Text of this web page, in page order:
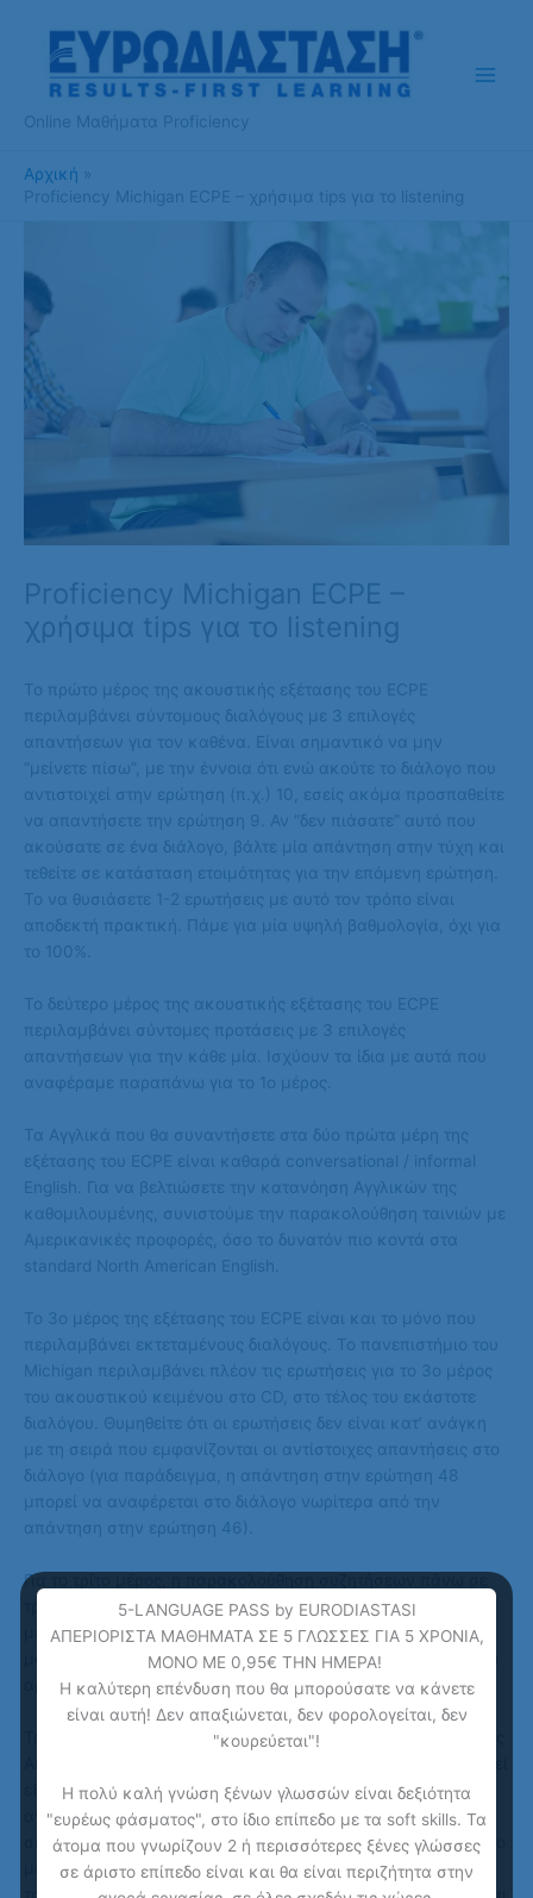
περιεχόμενο
Online Μαθήματα Proficiency
Αρχική
Proficiency Michigan ECPE – χρήσιμα tips για το listening
Proficiency Michigan ECPE –
χρήσιμα tips για το listening
To πρώτο μέρος της ακουστικής εξέτασης του ECPE
περιλαμβάνει σύντομους διαλόγους με 3 επιλογές
απαντήσεων για τον καθένα. Είναι σημαντικό να μην
“μείνετε πίσω”, με την έννοια ότι ενώ ακούτε το διάλογο που
αντιστοιχεί στην ερώτηση (π.χ.) 10, εσείς ακόμα προσπαθείτε
να απαντήσετε την ερώτηση 9. Αν “δεν πιάσατε” αυτό που
ακούσατε σε ένα διάλογο, βάλτε μία απάντηση στην τύχη και
τεθείτε σε κατάσταση ετοιμότητας για την επόμενη ερώτηση.
Το να θυσιάσετε 1-2 ερωτήσεις με αυτό τον τρόπο είναι
αποδεκτή πρακτική. Πάμε για μία υψηλή βαθμολογία, όχι για
το 100%.
To δεύτερο μέρος της ακουστικής εξέτασης του ECPE
περιλαμβάνει σύντομες προτάσεις με 3 επιλογές
απαντήσεων για την κάθε μία. Ισχύουν τα ίδια με αυτά που
αναφέραμε παραπάνω για το 1ο μέρος.
Τα Αγγλικά που θα συναντήσετε στα δύο πρώτα μέρη της
εξέτασης του ECPE είναι καθαρά conversational / informal
English. Για να βελτιώσετε την κατανόηση Αγγλικών της
καθομιλουμένης, συνιστούμε την παρακολούθηση ταινιών με
Αμερικανικές προφορές, όσο το δυνατόν πιο κοντά στα
standard North American English.
Το 3ο μέρος της εξέτασης του ECPE είναι και το μόνο που
περιλαμβάνει εκτεταμένους διαλόγους. Το πανεπιστήμιο του
Michigan περιλαμβάνει πλέον τις ερωτήσεις για το 3ο μέρος
του ακουστικού κειμένου στο CD, στο τέλος του εκάστοτε
διαλόγου. Θυμηθείτε ότι οι ερωτήσεις δεν είναι κατ’ ανάγκη
με τη σειρά που εμφανίζονται οι αντίστοιχες απαντήσεις στο
διάλογο (για παράδειγμα, η απάντηση στην ερώτηση 48
μπορεί να αναφέρεται στο διάλογο νωρίτερα από την
απάντηση στην ερώτηση 46).
Για το τρίτο μέρος, η παρακολούθηση συζητήσεων πάνω σε
τρέχοντα θέματα της επικαιρότητας, ντοκιμαντέρ και video
με τεχνικό / επιστημονικό περιεχόμενο (σε επίπεδο μέσου
μορφωμένου ανθρώπου, όχι σε επίπεδο ειδικού) θα βοηθήσει
αρκετά.
Το να κρατάτε σημειώσεις για το τρίτο μέρος της Κατανόησης
εξοικείωση. Οι οδηγίες του ECPE για το τρίτο μέρος
αναφέρουν πως οι υποψήφιοι μπορούν να κρατούν
σημειώσεις και υπάρχει χώρος για αυτό το σκοπό στο έντυπο
με τα θέματα. Μία τεχνική είναι να αγνοήσετε τις επιλογές
της απάντησης και απλά να προσπαθήσετε να εντοπίσετε και
5-LANGUAGE PASS by EURODIASTASI
ΑΠΕΡΙΟΡΙΣΤΑ ΜΑΘΗΜΑΤΑ ΣΕ 5 ΓΛΩΣΣΕΣ ΓΙΑ 5 ΧΡΟΝΙΑ,
ΜΟΝΟ ΜΕ 0,95€ ΤΗΝ ΗΜΕΡΑ!
Η καλύτερη επένδυση που θα μπορούσατε να κάνετε
είναι αυτή! Δεν απαξιώνεται, δεν φορολογείται, δεν
"κουρεύεται"!
Η πολύ καλή γνώση ξένων γλωσσών είναι δεξιότητα
"ευρέως φάσματος", στο ίδιο επίπεδο με τα soft skills. Τα
άτομα που γνωρίζουν 2 ή περισσότερες ξένες γλώσσες
σε άριστο επίπεδο είναι και θα είναι περιζήτητα στην